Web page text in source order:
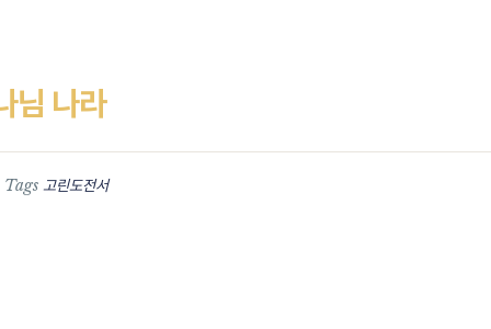
님 나라
Tags 고린도전서